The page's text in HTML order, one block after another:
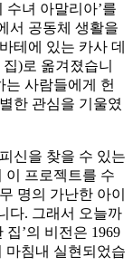
수녀 아말리아’를
서 공동체 생활을
테에 있는 카사 데
)로 옮겨졌습니
는 사람들에게 헌
한 관심을 기울였
신을 찾을 수 있는
이 프로젝트를 수
명의 가난한 아이
다. 그래서 오늘까
’의 비전은 1969
마침내 실현되었습